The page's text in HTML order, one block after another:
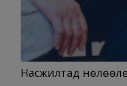
Насжилтад